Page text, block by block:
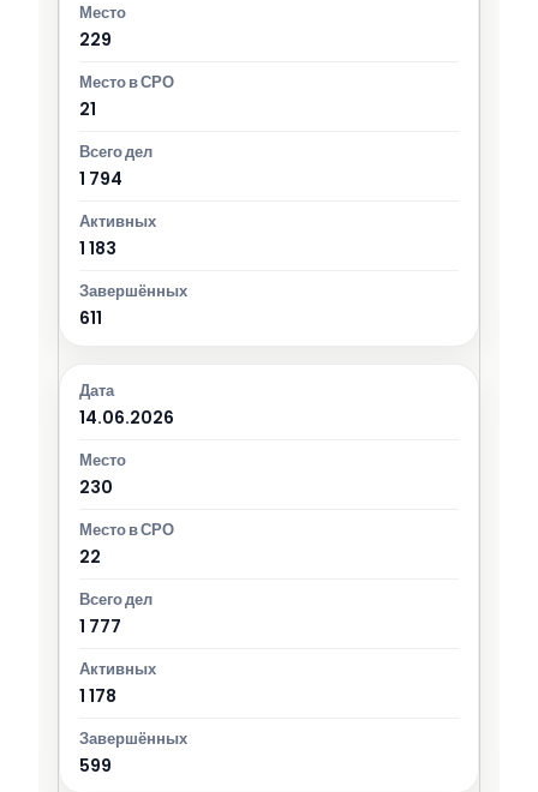
229
21
1 794
1 183
611
14.06.2026
230
22
1 777
1 178
599